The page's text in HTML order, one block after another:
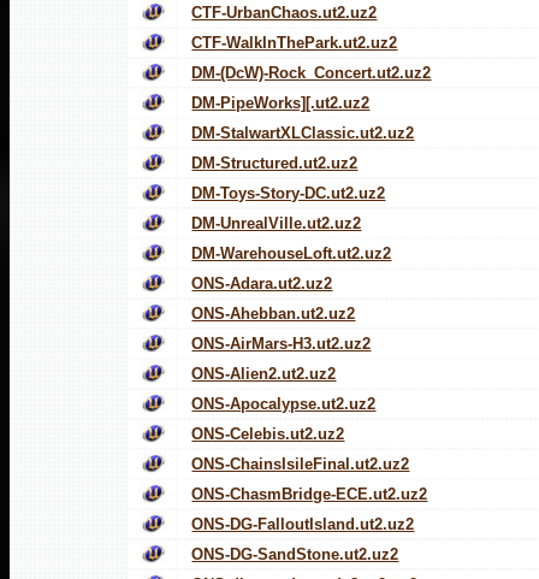
CTF-UrbanChaos.ut2.uz2
CTF-WalkInThePark.ut2.uz2
DM-(DcW)-Rock_Concert.ut2.uz2
DM-PipeWorks][.ut2.uz2
DM-StalwartXLClassic.ut2.uz2
DM-Structured.ut2.uz2
DM-Toys-Story-DC.ut2.uz2
DM-UnrealVille.ut2.uz2
DM-WarehouseLoft.ut2.uz2
ONS-Adara.ut2.uz2
ONS-Ahebban.ut2.uz2
ONS-AirMars-H3.ut2.uz2
ONS-Alien2.ut2.uz2
ONS-Apocalypse.ut2.uz2
ONS-Celebis.ut2.uz2
ONS-ChainsIsileFinal.ut2.uz2
ONS-ChasmBridge-ECE.ut2.uz2
ONS-DG-FalloutIsland.ut2.uz2
ONS-DG-SandStone.ut2.uz2